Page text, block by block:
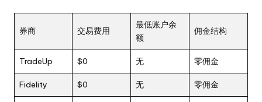
券商 交易费用
最低账户余
额
佣金结构
TradeUp $0 无 零佣金
Fidelity $0 无 零佣金